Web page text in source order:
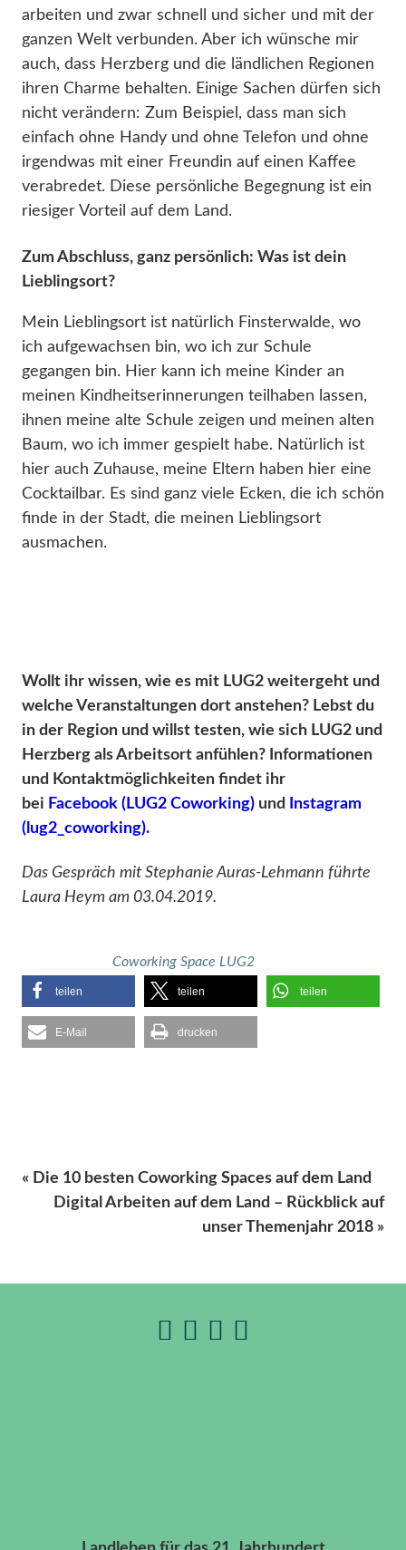
arbeiten und zwar schnell und sicher und mit der
ganzen Welt verbunden. Aber ich wünsche mir
auch, dass Herzberg und die ländlichen Regionen
ihren Charme behalten. Einige Sachen dürfen sich
nicht verändern: Zum Beispiel, dass man sich
einfach ohne Handy und ohne Telefon und ohne
irgendwas mit einer Freundin auf einen Kaffee
verabredet. Diese persönliche Begegnung ist ein
riesiger Vorteil auf dem Land.
Zum Abschluss, ganz persönlich: Was ist dein
Lieblingsort?
Mein Lieblingsort ist natürlich Finsterwalde, wo
ich aufgewachsen bin, wo ich zur Schule
gegangen bin. Hier kann ich meine Kinder an
meinen Kindheitserinnerungen teilhaben lassen,
ihnen meine alte Schule zeigen und meinen alten
Baum, wo ich immer gespielt habe. Natürlich ist
hier auch Zuhause, meine Eltern haben hier eine
Cocktailbar. Es sind ganz viele Ecken, die ich schön
finde in der Stadt, die meinen Lieblingsort
ausmachen.
Wollt ihr wissen, wie es mit LUG2 weitergeht und
welche Veranstaltungen dort anstehen? Lebst du
in der Region und willst testen, wie sich LUG2 und
Herzberg als Arbeitsort anfühlen? Informationen
und Kontaktmöglichkeiten findet ihr
bei Facebook (LUG2 Coworking) und
Instagram
(lug2_coworking).
Das Gespräch mit Stephanie Auras-Lehmann führte
Laura Heym am 03.04.2019.
Coworking Space LUG2
teilen teilen teilen
E-Mail drucken
« Die 10 besten Coworking Spaces auf dem Land
Digital Arbeiten auf dem Land – Rückblick auf
unser Themenjahr 2018 »